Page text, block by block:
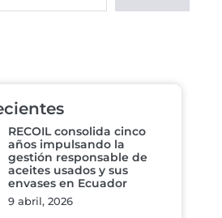
RECOIL consolida cinco
años impulsando la
gestión responsable de
aceites usados y sus
envases en Ecuador
9 abril, 2026